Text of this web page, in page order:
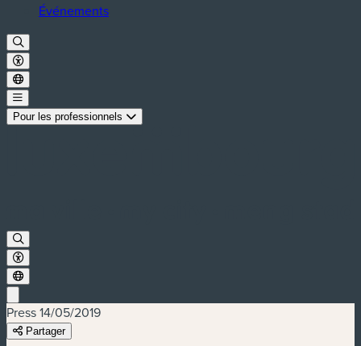
Événements
Pour les professionnels
Press14/05/2019
Partager